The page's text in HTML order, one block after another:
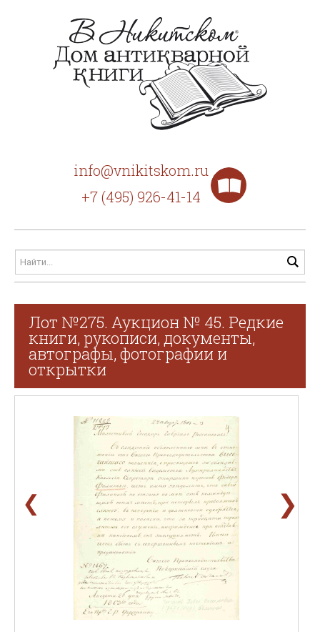
info@vnikitskom.ru
+7 (495) 926-41-14
Лот №275. Аукцион № 45. Редкие
книги, рукописи, документы,
автографы, фотографии и
открытки
❮ ❯